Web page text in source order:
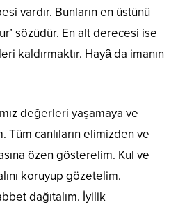
vardır. Bunların en üstünü
sözüdür. En alt derecesi ise
kaldırmaktır. Hayâ da imanın
değerleri yaşamaya ve
canlıların elimizden ve
özen gösterelim. Kul ve
koruyup gözetelim.
dağıtalım. İyilik